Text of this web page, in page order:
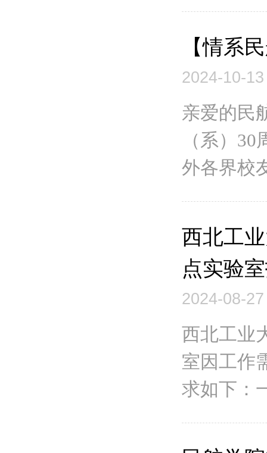
【情系
2024-10-13
亲爱的民
（系）
外各界校
西北工
点实验
2024-08-27
西北工业
室因工作
求如下：